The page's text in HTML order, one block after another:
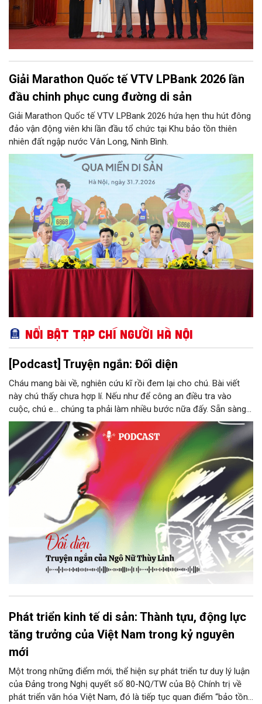
Giải Marathon Quốc tế VTV LPBank 2026 lần
đầu chinh phục cung đường di sản
Giải Marathon Quốc tế VTV LPBank 2026 hứa hẹn thu hút đông
đảo vận động viên khi lần đầu tổ chức tại Khu bảo tồn thiên
nhiên đất ngập nước Vân Long, Ninh Bình.
Nổi bật Tạp chí Người Hà Nội
[Podcast] Truyện ngắn: Đối diện
Cháu mang bài về, nghiên cứu kĩ rồi đem lại cho chú. Bài viết
này chú thấy chưa hợp lí. Nếu như để công an điều tra vào
cuộc, chú e… chúng ta phải làm nhiều bước nữa đấy. Sẵn sàng
thì tiếp tục nhé! Chú Minh cầm tập bài viết đưa lại cho Thy. Cô
ngại ngùng đỡ lấy. Đây là lần thứ ba, loạt bài phóng sự của mình
bị Tổng biên tập kêu lên để trả lại...
Phát triển kinh tế di sản: Thành tựu, động lực
tăng trưởng của Việt Nam trong kỷ nguyên
mới
Một trong những điểm mới, thể hiện sự phát triển tư duy lý luận
của Đảng trong Nghị quyết số 80-NQ/TW của Bộ Chính trị về
phát triển văn hóa Việt Nam, đó là tiếp tục quan điểm “bảo tồn